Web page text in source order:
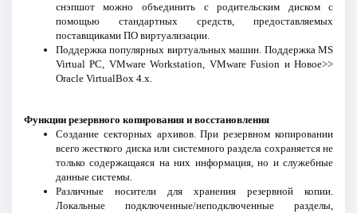
снэпшот можно объединить с родительским диском с
помощью стандартных средств, предоставляемых
поставщиками ПО виртуализации.
Поддержка популярных виртуальных машин. Поддержка MS
Virtual PC, VMware Workstation, VMware Fusion и Новое>>
Oracle VirtualBox 4.x.
Функции резервного копирования и восстановления
Создание секторных архивов. При резервном копировании
всего жесткого диска или системного раздела сохраняется не
только содержащаяся на них информация, но и служебные
данные системы.
Различные носители для хранения резервной копии.
Локальные подключенные/неподключенные разделы,